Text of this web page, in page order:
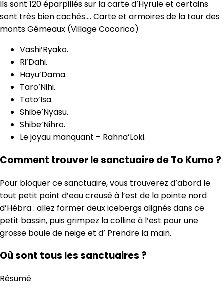
Ils sont 120 éparpillés sur la carte d’Hyrule et certains
sont très bien cachés…. Carte et armoires de la tour des
monts Gémeaux (Village Cocorico)
Vashi’Ryako.
Ri’Dahi.
Hayu’Dama.
Taro’Nihi.
Toto’Isa.
Shibe’Nyasu.
Shibe’Nihro.
Le joyau manquant – Rahna’Loki.
Comment trouver le sanctuaire de To Kumo ?
Pour bloquer ce sanctuaire, vous trouverez d’abord le
tout petit point d’eau creusé à l’est de la pointe nord
d’Hébra : allez former deux icebergs alignés dans ce
petit bassin, puis grimpez la colline à l’est pour une
grosse boule de neige et d’ Prendre la main.
Où sont tous les sanctuaires ?
Résumé